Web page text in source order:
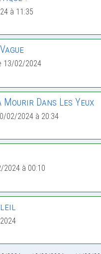
à 11:35
13/02/2024
Mourir Dans Les Yeux
02/2024 à 20:34
2024 à 00:10